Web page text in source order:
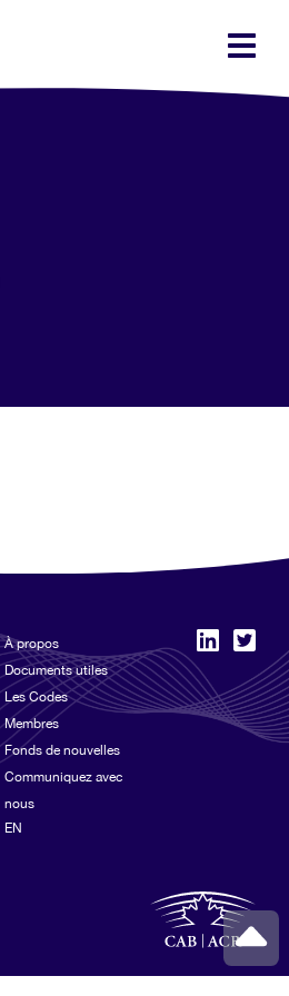
À propos
Documents utiles
Les Codes
Membres
Fonds de nouvelles
Communiquez avec
nous
EN